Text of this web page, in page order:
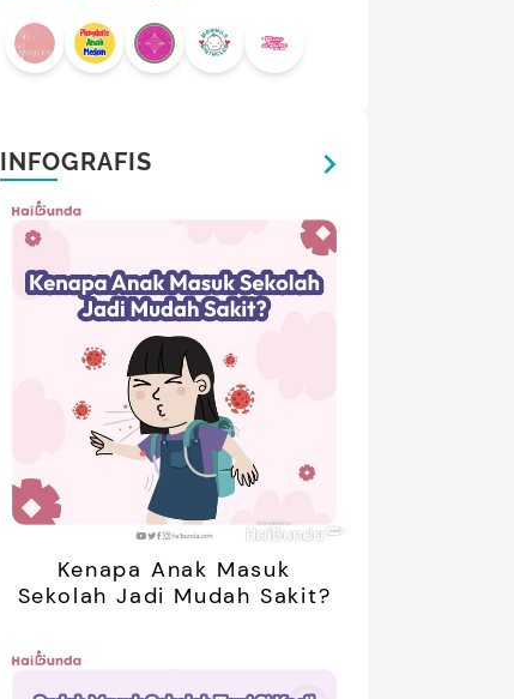
INFOGRAFIS
Kenapa Anak Masuk
Sekolah Jadi Mudah Sakit?